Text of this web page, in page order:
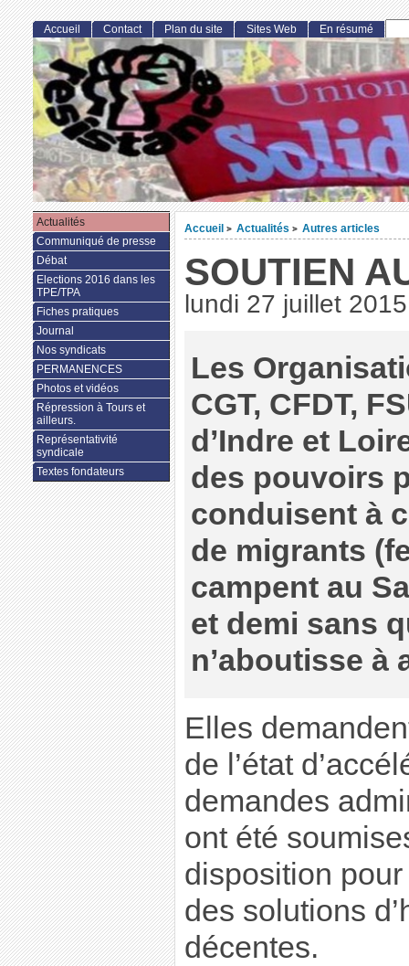
Accueil > Actualités > Autres articles
SOUTIEN
lundi 27 juillet 2015
Les
CGT, CFDT,
d’Indre et
des pouvoirs
conduisent à
de migrants
campent au
et demi sans
n’aboutisse à
Elles
de l’état
demandes
ont été
disposition
des solutions
décentes.
Accueil Contact Plan du site Sites Web En résumé
Actualités
Communiqué de presse
Débat
Elections 2016 dans les
TPE/TPA
Fiches pratiques
Journal
Nos syndicats
PERMANENCES
Photos et vidéos
Répression à Tours et
ailleurs.
Représentativité
syndicale
Textes fondateurs